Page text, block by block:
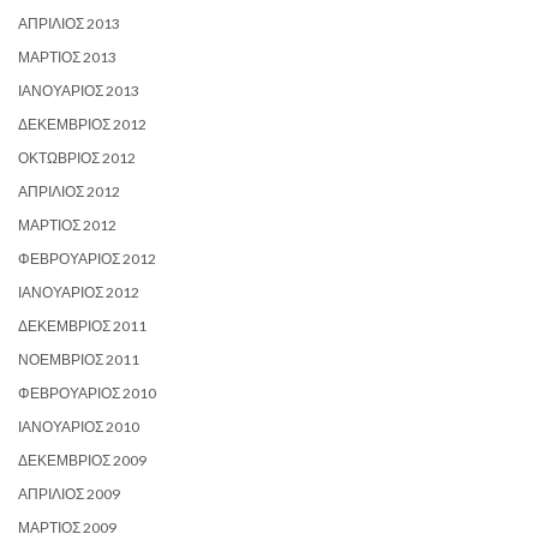
ΑΠΡΊΛΙΟΣ 2013
ΜΆΡΤΙΟΣ 2013
ΙΑΝΟΥΆΡΙΟΣ 2013
ΔΕΚΈΜΒΡΙΟΣ 2012
ΟΚΤΏΒΡΙΟΣ 2012
ΑΠΡΊΛΙΟΣ 2012
ΜΆΡΤΙΟΣ 2012
ΦΕΒΡΟΥΆΡΙΟΣ 2012
ΙΑΝΟΥΆΡΙΟΣ 2012
ΔΕΚΈΜΒΡΙΟΣ 2011
ΝΟΈΜΒΡΙΟΣ 2011
ΦΕΒΡΟΥΆΡΙΟΣ 2010
ΙΑΝΟΥΆΡΙΟΣ 2010
ΔΕΚΈΜΒΡΙΟΣ 2009
ΑΠΡΊΛΙΟΣ 2009
ΜΆΡΤΙΟΣ 2009